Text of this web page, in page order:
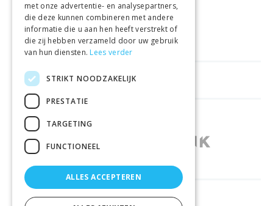
EASYRETURNS
BEST PRICEGUARANTEE
HELPFUL LINKS
SHOPS IN OTHER COUNTRIES
met onze advertentie- en analysepartners,
die deze kunnen combineren met andere
informatie die u aan hen heeft verstrekt of
die zij hebben verzameld door uw gebruik
van hun diensten. Lees verder
STRIKT NOODZAKELIJK
PRESTATIE
TARGETING
FUNCTIONEEL
ALLES ACCEPTEREN